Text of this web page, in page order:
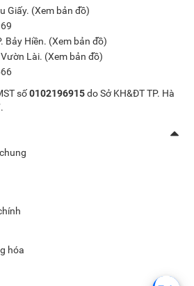
Giấy. (Xem bản đồ)
Bảy Hiền. (Xem bản đồ)
Lài. (Xem bản đồ)
số0102196915do Sở KH&ĐT TP. Hà
hóa